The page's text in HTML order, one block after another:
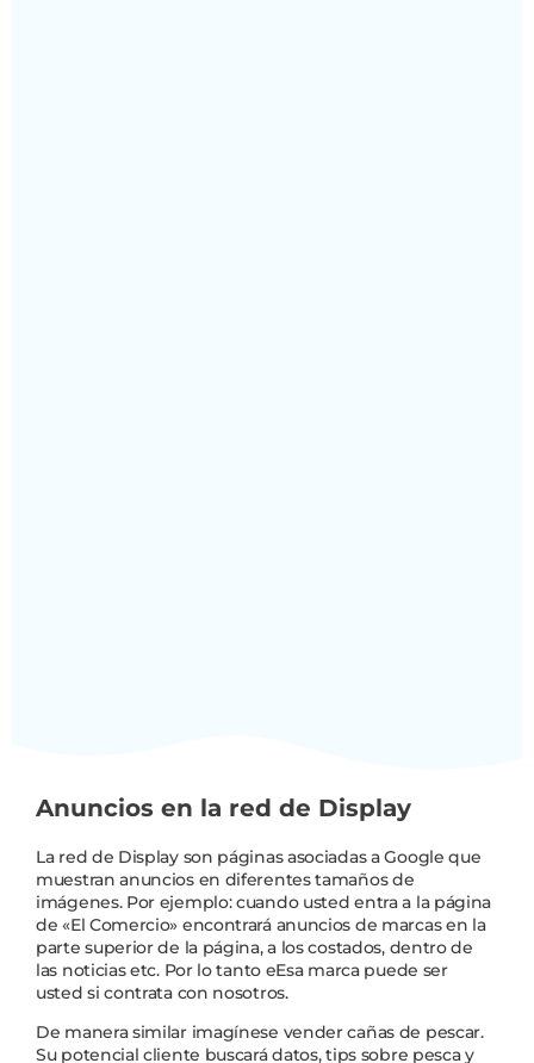
Anuncios en la red de Display
La red de Display son páginas asociadas a Google que
muestran anuncios en diferentes tamaños de
imágenes. Por ejemplo: cuando usted entra a la página
de «El Comercio» encontrará anuncios de marcas en la
parte superior de la página, a los costados, dentro de
las noticias etc. Por lo tanto eEsa marca puede ser
usted si contrata con nosotros.
De manera similar imagínese vender cañas de pescar.
Su potencial cliente buscará datos, tips sobre pesca y